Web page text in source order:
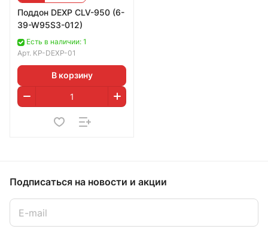
Поддон DEXP CLV-950 (6-
39-W95S3-012)
Есть в наличии: 1
Арт. KP-DEXP-01
В корзину
Подписаться на новости и акции